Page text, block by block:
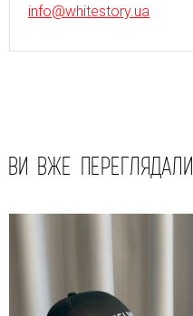
info@whitestory.ua
ВИ ВЖЕ ПЕРЕГЛЯДАЛИ